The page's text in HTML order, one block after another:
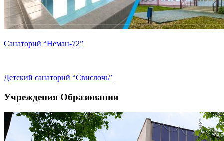
Санаторий “Неман-72”
Детский санаторий “Свислочь”
Учреждения Образования